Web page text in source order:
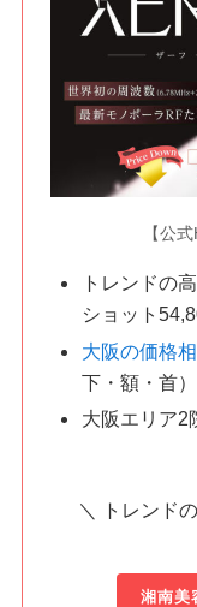
【公式
トレンドの
ショット
大阪の価格
下・額・首）
大阪エリア2
＼ トレンド
湘南美